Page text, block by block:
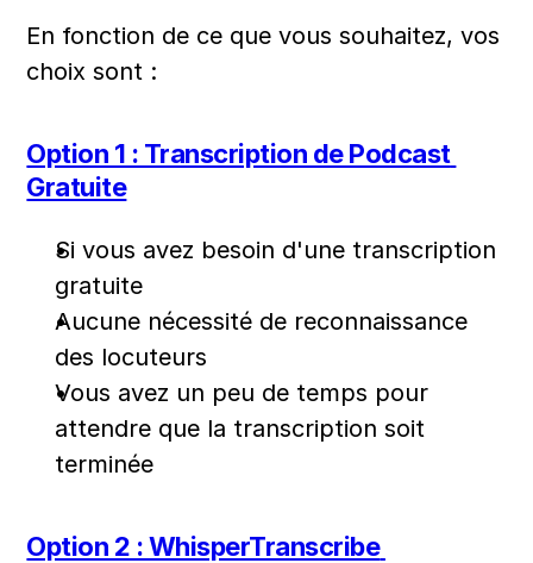
En fonction de ce que vous souhaitez, vos
choix sont :
Option 1 : Transcription de Podcast
Gratuite
Si vous avez besoin d'une transcription
gratuite
Aucune nécessité de reconnaissance
des locuteurs
Vous avez un peu de temps pour
attendre que la transcription soit
terminée
Option 2 : WhisperTranscribe